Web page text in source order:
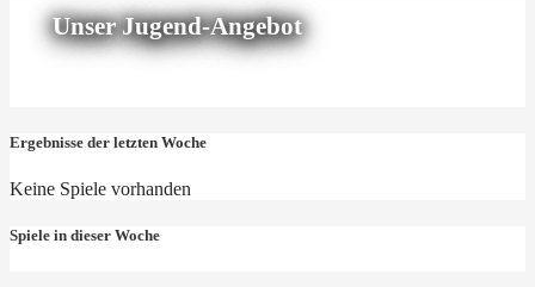
Unser Jugend-Angebot
Ergebnisse der letzten Woche
Keine Spiele vorhanden
Spiele in dieser Woche